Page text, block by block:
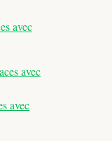
avec
avec